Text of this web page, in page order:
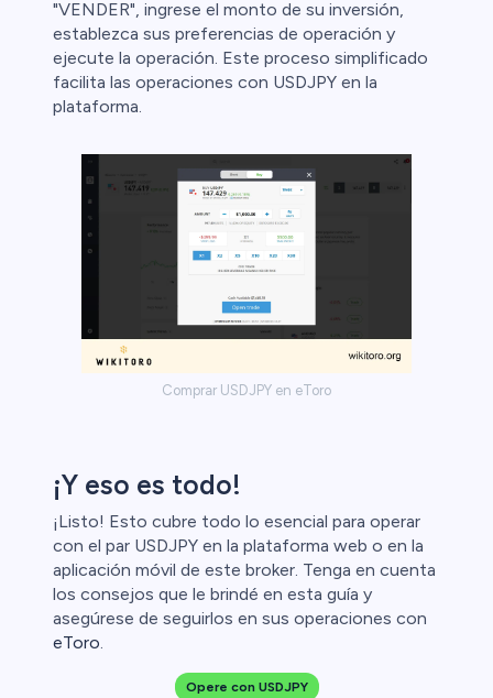
"VENDER", ingrese el monto de su inversión,
establezca sus preferencias de operación y
ejecute la operación. Este proceso simplificado
facilita las operaciones con USDJPY en la
plataforma.
Comprar USDJPY en eToro
¡Y eso es todo!
¡Listo! Esto cubre todo lo esencial para operar
con el par USDJPY en la plataforma web o en la
aplicación móvil de este broker. Tenga en cuenta
los consejos que le brindé en esta guía y
asegúrese de seguirlos en sus operaciones con
eToro.
Opere con USDJPY